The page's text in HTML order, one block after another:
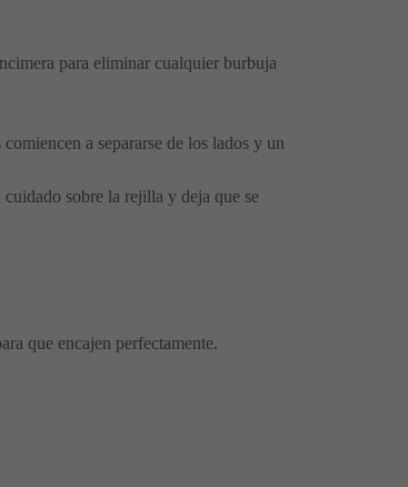
para eliminar cualquier burbuja
a separarse de los lados y un
sobre la rejilla y deja que se
que encajen perfectamente.